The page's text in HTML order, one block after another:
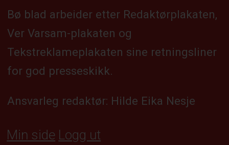
Bø blad arbeider etter Redaktørplakaten,
Ver Varsam-plakaten og
Tekstreklameplakaten sine retningsliner
for god presseskikk.
Ansvarleg redaktør: Hilde Eika Nesje
Min side Logg ut